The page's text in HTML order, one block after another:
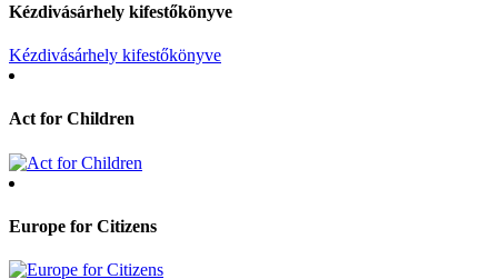
Kézdivásárhely kifestőkönyve
Kézdivásárhely kifestőkönyve
Act for Children
Europe for Citizens